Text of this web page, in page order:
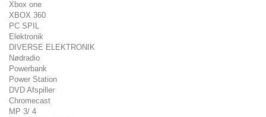
Xbox one
XBOX 360
PC SPIL
Elektronik
DIVERSE ELEKTRONIK
Nødradio
Powerbank
Power Station
DVD Afspiller
Chromecast
MP 3/ 4